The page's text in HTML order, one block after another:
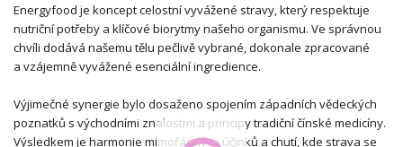
Energyfood je koncept celostní vyvážené stravy, který respektuje
nutriční potřeby a klíčové biorytmy našeho organismu. Ve správnou
chvíli dodává našemu tělu pečlivě vybrané, dokonale zpracované
a vzájemně vyvážené esenciální ingredience.
Výjimečné synergie bylo dosaženo spojením západních vědeckých
poznatků s východními znalostmi a principy tradiční čínské medicíny.
Výsledkem je harmonie mimořádných účinků a chutí, kde strava se